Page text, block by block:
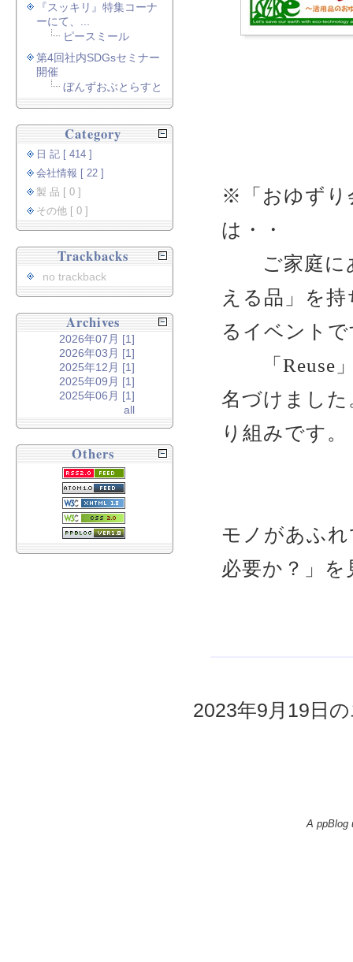
※「おゆずり
は・・
ご家庭にあ
える品」を
るイベント
「Reuse」
名づけまし
り組みです。
モノがあふ
必要か？」
2023年9月19日
『スッキリ』特集コーナ
ーにて、...
ピースミール
第4回社内SDGsセミナー
開催
ぼんずおぶとらすと
Category
日 記 [ 414 ]
会社情報 [ 22 ]
製 品 [ 0 ]
その他 [ 0 ]
Trackbacks
no trackback
Archives
2026年07月 [1]
2026年03月 [1]
2025年12月 [1]
2025年09月 [1]
2025年06月 [1]
all
Others
A ppBlog